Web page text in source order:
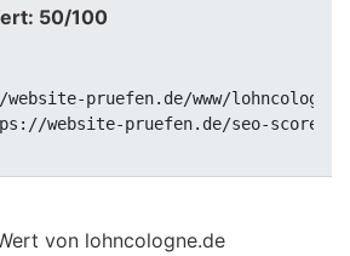
50/100
pruefen.de/www/